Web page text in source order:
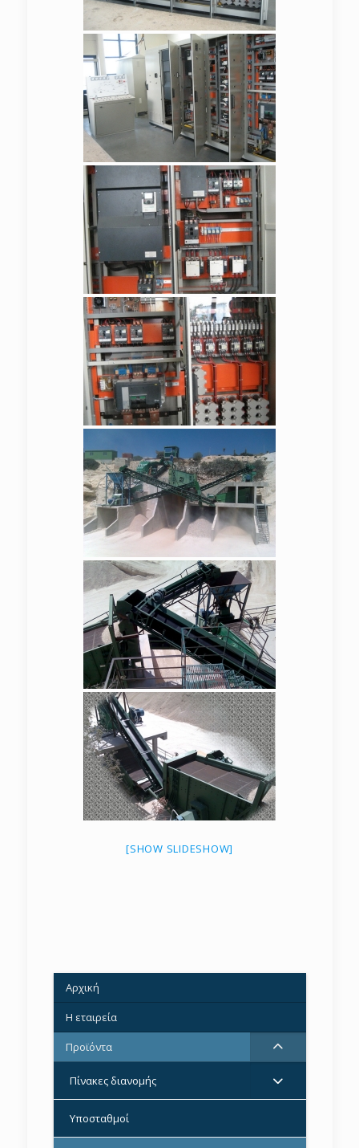
[SHOW SLIDESHOW]
Αρχική
–
Η εταιρεία
–
Προϊόντα
Πίνακες διανομής
Υποσταθμοί
–